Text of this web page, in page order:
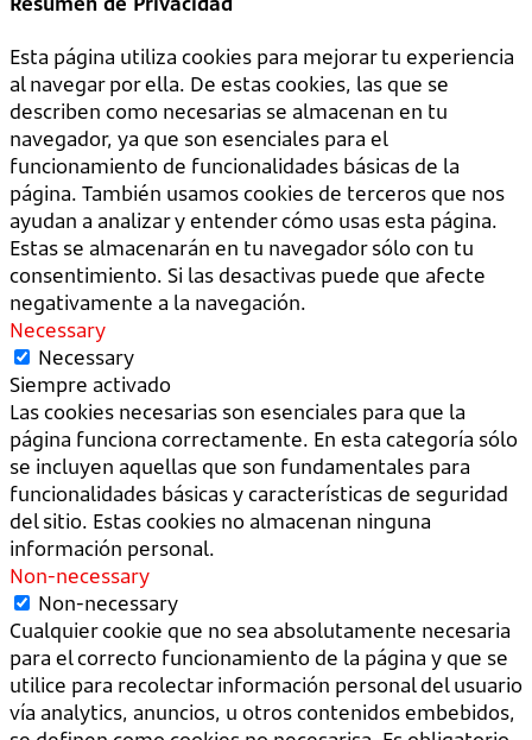
Esta página utiliza cookies para mejorar tu experiencia
al navegar por ella. De estas cookies, las que se
describen como necesarias se almacenan en tu
navegador, ya que son esenciales para el
funcionamiento de funcionalidades básicas de la
página. También usamos cookies de terceros que nos
ayudan a analizar y entender cómo usas esta página.
Estas se almacenarán en tu navegador sólo con tu
consentimiento. Si las desactivas puede que afecte
negativamente a la navegación.
Necessary
Necessary
Siempre activado
Las cookies necesarias son esenciales para que la
página funciona correctamente. En esta categoría sólo
se incluyen aquellas que son fundamentales para
funcionalidades básicas y características de seguridad
del sitio. Estas cookies no almacenan ninguna
información personal.
Non-necessary
Non-necessary
Cualquier cookie que no sea absolutamente necesaria
para el correcto funcionamiento de la página y que se
utilice para recolectar información personal del usuario
vía analytics, anuncios, u otros contenidos embebidos,